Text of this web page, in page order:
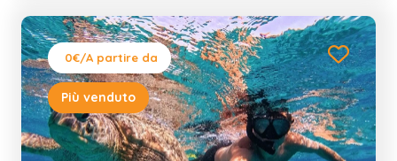
0€/A partire da
Più venduto